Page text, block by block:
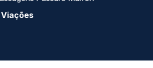
Viações